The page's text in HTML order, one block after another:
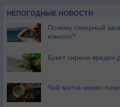
НЕПОГОДНЫЕ НОВОСТИ
Почему северный
южного?
Букет сирени вреден
Чай матча может